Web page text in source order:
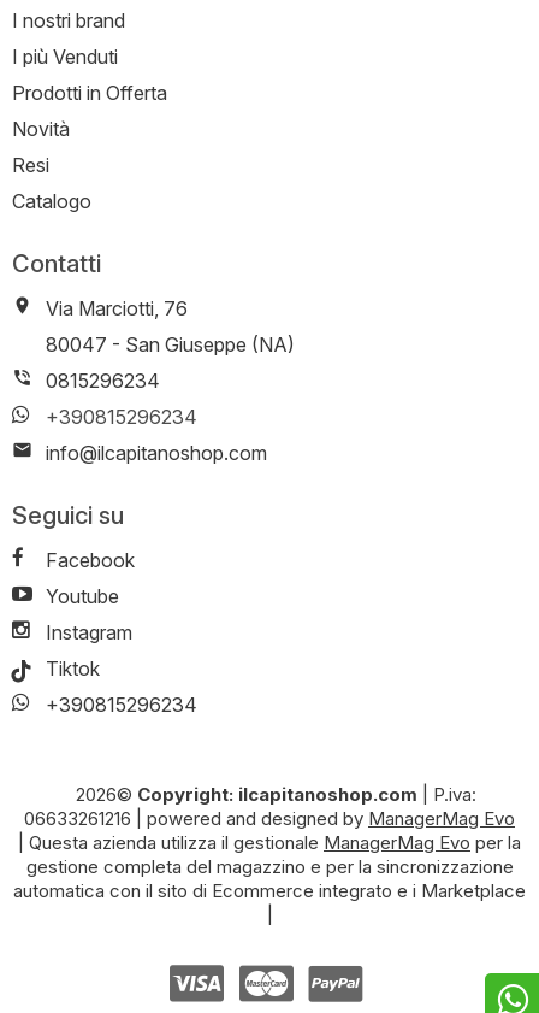
I nostri brand
I più Venduti
Prodotti in Offerta
Novità
Resi
Catalogo
Contatti
Via Marciotti, 76
-
80047 - San Giuseppe (NA)
0815296234
+390815296234
info@ilcapitanoshop.com
Seguici su
Facebook
Youtube
Instagram
Tiktok
+390815296234
2026© Copyright: ilcapitanoshop.com
P.iva:
06633261216
powered and designed by ManagerMag Evo
| Questa azienda utilizza il gestionale ManagerMag Evo per la
gestione completa del magazzino e per la sincronizzazione
automatica con il sito di Ecommerce integrato e i Marketplace